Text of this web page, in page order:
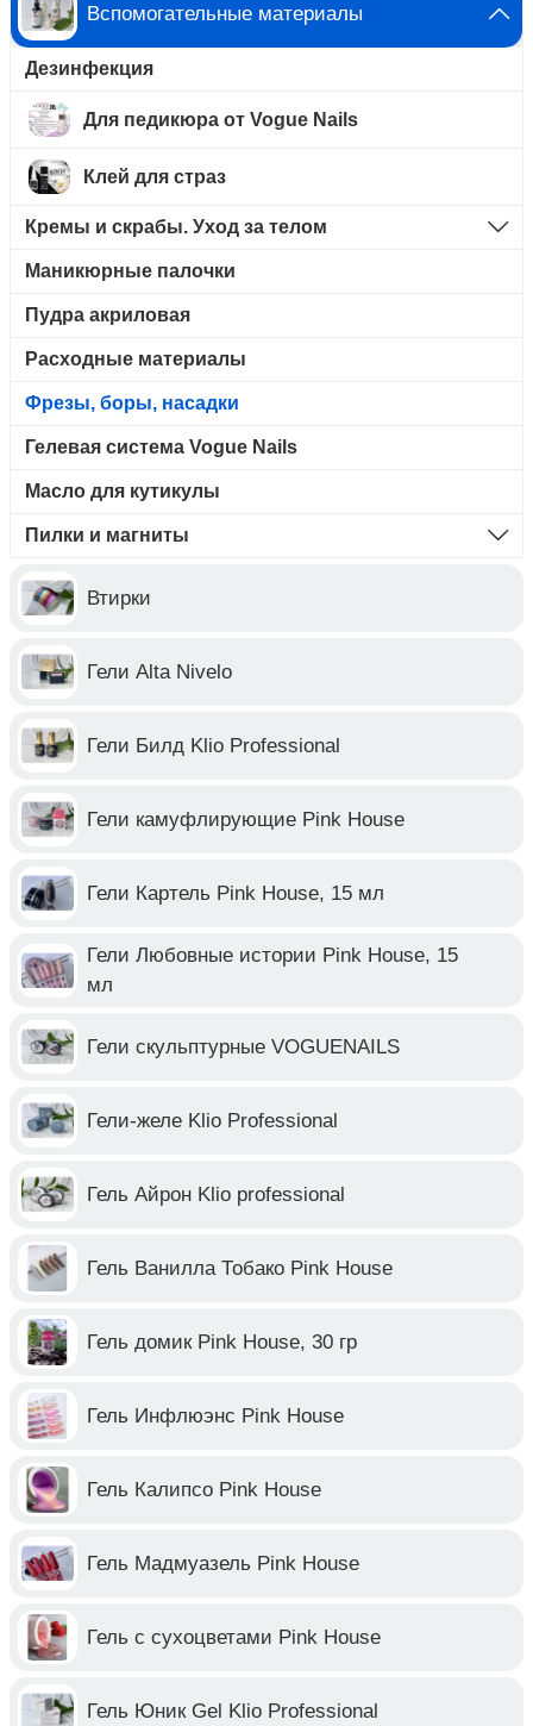
Вспомогательные материалы
Дезинфекция
Для педикюра от Vogue Nails
Клей для страз
Кремы и скрабы. Уход за телом
Маникюрные палочки
Пудра акриловая
Расходные материалы
Фрезы, боры, насадки
Гелевая система Vogue Nails
Масло для кутикулы
Пилки и магниты
Втирки
Гели Alta Nivelo
Гели Билд Klio Professional
Гели камуфлирующие Pink House
Гели Картель Pink House, 15 мл
Гели Любовные истории Pink House, 15
мл
Гели скульптурные VOGUENAILS
Гели-желе Klio Professional
Гель Айрон Klio professional
Гель Ванилла Тобако Pink House
Гель домик Pink House, 30 гр
Гель Инфлюэнс Pink House
Гель Калипсо Pink House
Гель Мадмуазель Pink House
Гель с сухоцветами Pink House
Гель Юник Gel Klio Professional